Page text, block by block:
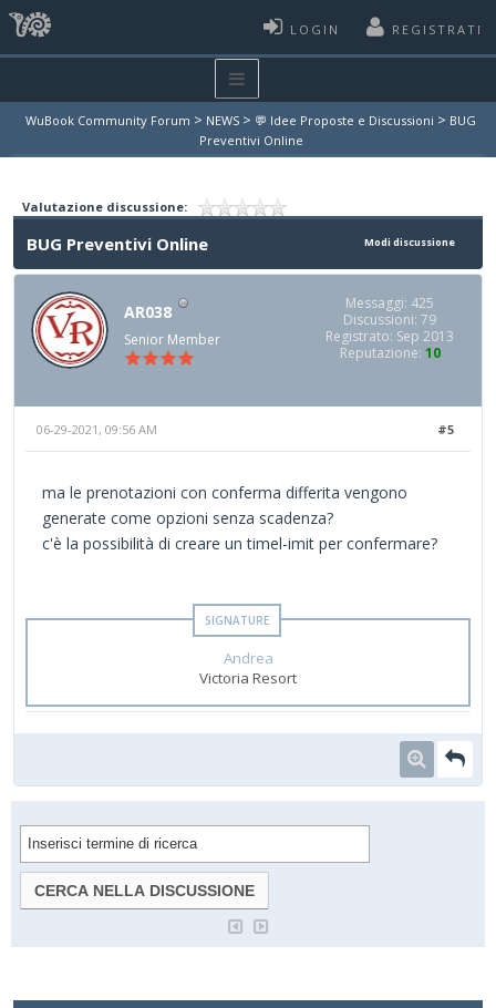
LOGIN REGISTRATI
WuBook Community Forum > NEWS > 💬 Idee Proposte e Discussioni > BUG
Preventivi Online
Valutazione discussione:
Modi discussione
BUG Preventivi Online
AR038
Senior Member
Messaggi: 425
Discussioni: 79
Registrato: Sep 2013
Reputazione: 10
#5
06-29-2021, 09:56 AM
ma le prenotazioni con conferma differita vengono
generate come opzioni senza scadenza?
c'è la possibilità di creare un timel-imit per confermare?
Andrea
Victoria Resort